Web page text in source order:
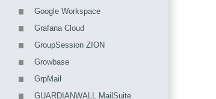
Google Workspace
Grafana Cloud
GroupSession ZION
Growbase
GrpMail
GUARDIANWALL MailSuite